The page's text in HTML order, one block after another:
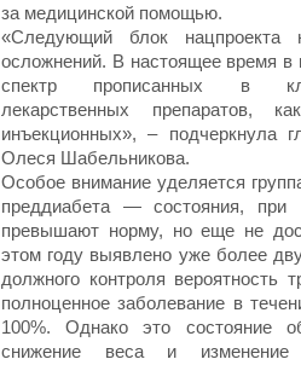
за медицинской помощью.
«Следующий блок нацпроекта
осложнений. В настоящее время
спектр прописанных в
лекарственных препаратов,
инъекционных», – подчеркнула
Олеся Шабельникова.
Особое внимание уделяется
преддиабета — состояния, при
превышают норму, но еще не
этом году выявлено уже более
должного контроля вероятность
полноценное заболевание в
100%. Однако это состояние
снижение веса и изменение